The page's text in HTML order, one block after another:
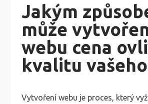
Jakým
může
webu cena
kvalitu
Vytvoření webu je proces, který